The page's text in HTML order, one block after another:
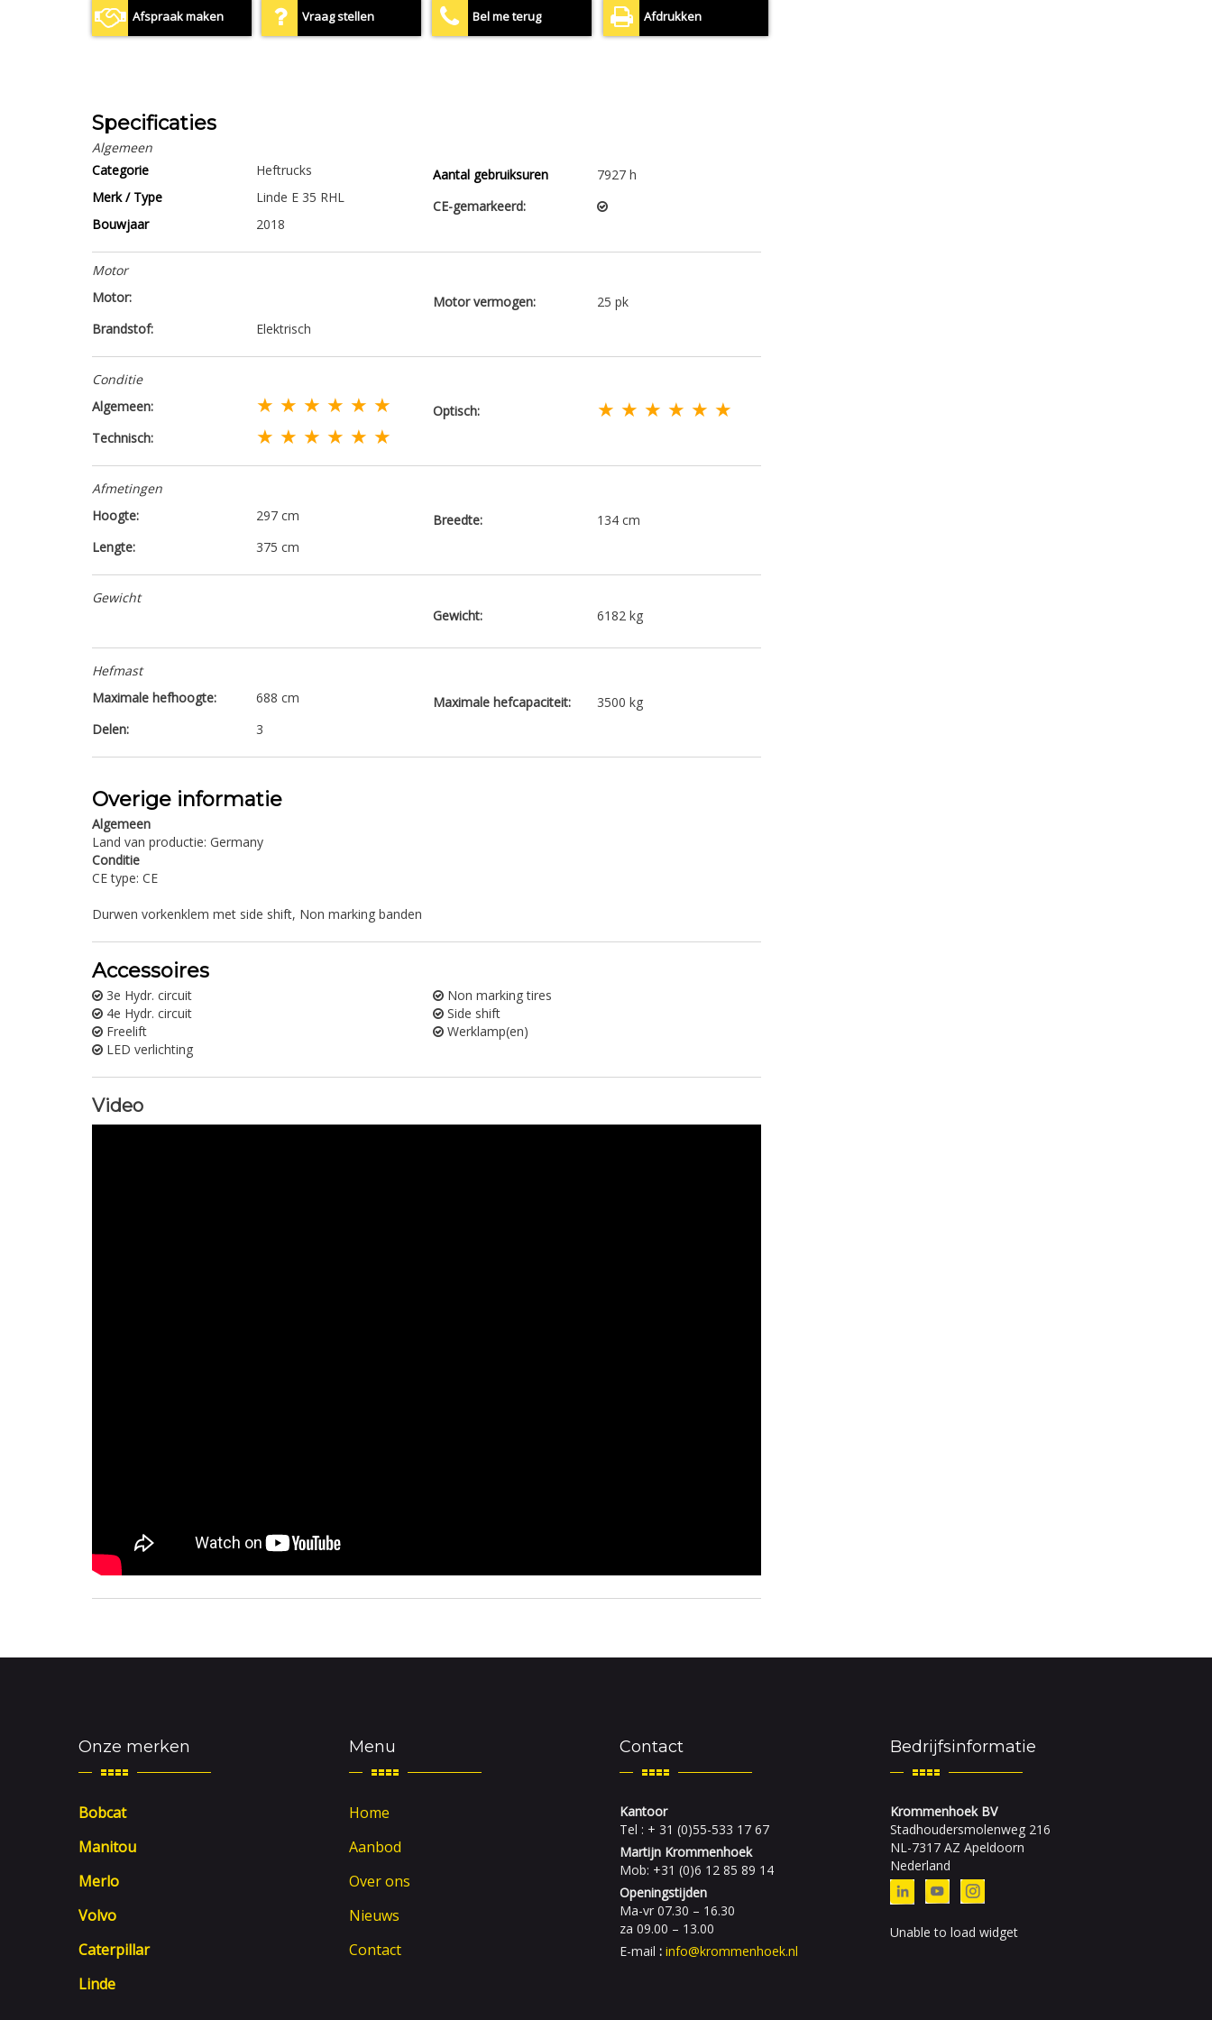
Afspraak maken Vraag stellen Bel me terug Afdrukken
Specificaties
Algemeen
Categorie
Heftrucks
Merk / Type
Linde E 35 RHL
Bouwjaar
2018
Aantal gebruiksuren
7927 h
CE-gemarkeerd:
Motor
Motor:
Brandstof:
Elektrisch
Motor vermogen: 25 pk
Conditie
Algemeen:
★ ★ ★ ★ ★ ★
Technisch: ★ ★ ★ ★ ★ ★
Optisch: ★ ★ ★ ★ ★ ★
Afmetingen
Hoogte:
297 cm
Lengte:
375 cm
Breedte: 134 cm
Gewicht
Gewicht:
6182 kg
Hefmast
Maximale hefhoogte:
688 cm
Delen:
3
Maximale hefcapaciteit: 3500 kg
Overige informatie
Algemeen
Land van productie: Germany
Conditie
CE type: CE
Durwen vorkenklem met side shift, Non marking banden
Accessoires
3e Hydr. circuit
4e Hydr. circuit
Freelift
LED verlichting
Non marking tires
Side shift
Werklamp(en)
Video
Onze merken
Bobcat
Manitou
Merlo
Volvo
Caterpillar
Linde
Menu
Home
Aanbod
Over ons
Nieuws
Contact
Contact
Kantoor
Tel : + 31 (0)55-533 17 67
Martijn Krommenhoek
Mob: +31 (0)6 12 85 89 14
Openingstijden
Ma-vr 07.30 – 16.30
za 09.00 – 13.00
E-mail : info@krommenhoek.nl
Bedrijfsinformatie
Krommenhoek BV
Stadhoudersmolenweg 216
NL-7317 AZ Apeldoorn
Nederland
Unable to load widget